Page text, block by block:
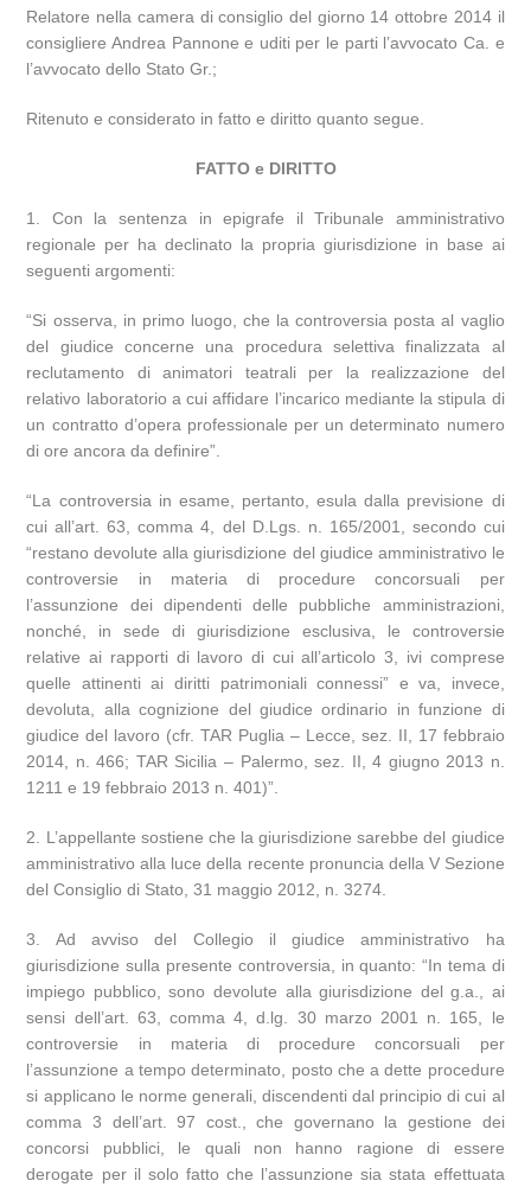
Relatore nella camera di consiglio del giorno 14 ottobre 2014 il
consigliere Andrea Pannone e uditi per le parti l’avvocato Ca. e
l’avvocato dello Stato Gr.;
Ritenuto e considerato in fatto e diritto quanto segue.
FATTO e DIRITTO
1. Con la sentenza in epigrafe il Tribunale amministrativo
regionale per ha declinato la propria giurisdizione in base ai
seguenti argomenti:
“Si osserva, in primo luogo, che la controversia posta al vaglio
del giudice concerne una procedura selettiva finalizzata al
reclutamento di animatori teatrali per la realizzazione del
relativo laboratorio a cui affidare l’incarico mediante la stipula di
un contratto d’opera professionale per un determinato numero
di ore ancora da definire”.
“La controversia in esame, pertanto, esula dalla previsione di
cui all’art. 63, comma 4, del D.Lgs. n. 165/2001, secondo cui
“restano devolute alla giurisdizione del giudice amministrativo le
controversie in materia di procedure concorsuali per
l’assunzione dei dipendenti delle pubbliche amministrazioni,
nonché, in sede di giurisdizione esclusiva, le controversie
relative ai rapporti di lavoro di cui all’articolo 3, ivi comprese
quelle attinenti ai diritti patrimoniali connessi” e va, invece,
devoluta, alla cognizione del giudice ordinario in funzione di
giudice del lavoro (cfr. TAR Puglia – Lecce, sez. II, 17 febbraio
2014, n. 466; TAR Sicilia – Palermo, sez. II, 4 giugno 2013 n.
1211 e 19 febbraio 2013 n. 401)”.
2. L’appellante sostiene che la giurisdizione sarebbe del giudice
amministrativo alla luce della recente pronuncia della V Sezione
del Consiglio di Stato, 31 maggio 2012, n. 3274.
3. Ad avviso del Collegio il giudice amministrativo ha
giurisdizione sulla presente controversia, in quanto: “In tema di
impiego pubblico, sono devolute alla giurisdizione del g.a., ai
sensi dell’art. 63, comma 4, d.lg. 30 marzo 2001 n. 165, le
controversie in materia di procedure concorsuali per
l’assunzione a tempo determinato, posto che a dette procedure
si applicano le norme generali, discendenti dal principio di cui al
comma 3 dell’art. 97 cost., che governano la gestione dei
concorsi pubblici, le quali non hanno ragione di essere
derogate per il solo fatto che l’assunzione sia stata effettuata